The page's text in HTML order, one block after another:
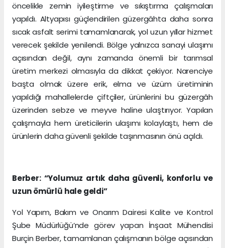
öncelikle zemin iyileştirme ve sıkıştırma çalışmaları
yapıldı. Altyapısı güçlendirilen güzergâhta daha sonra
sıcak asfalt serimi tamamlanarak, yol uzun yıllar hizmet
verecek şekilde yenilendi. Bölge yalnızca sanayi ulaşımı
açısından değil, aynı zamanda önemli bir tarımsal
üretim merkezi olmasıyla da dikkat çekiyor. Narenciye
başta olmak üzere erik, elma ve üzüm üretiminin
yapıldığı mahallelerde çiftçiler, ürünlerini bu güzergâh
üzerinden sebze ve meyve haline ulaştırıyor. Yapılan
çalışmayla hem üreticilerin ulaşımı kolaylaştı, hem de
ürünlerin daha güvenli şekilde taşınmasının önü açıldı.
Berber: “Yolumuz artık daha güvenli, konforlu ve
uzun ömürlü hale geldi”
Yol Yapım, Bakım ve Onarım Dairesi Kalite ve Kontrol
Şube Müdürlüğü’nde görev yapan İnşaat Mühendisi
Burçin Berber, tamamlanan çalışmanın bölge açısından